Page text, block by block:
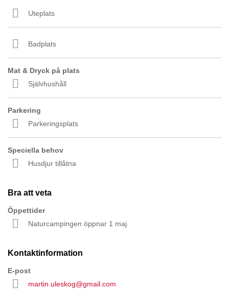
Uteplats
Badplats
Mat & Dryck på plats
Självhushåll
Parkering
Parkeringsplats
Speciella behov
Husdjur tillåtna
Bra att veta
Öppettider
Naturcampingen öppnar 1 maj.
Kontaktinformation
E-post
martin.uleskog@gmail.com